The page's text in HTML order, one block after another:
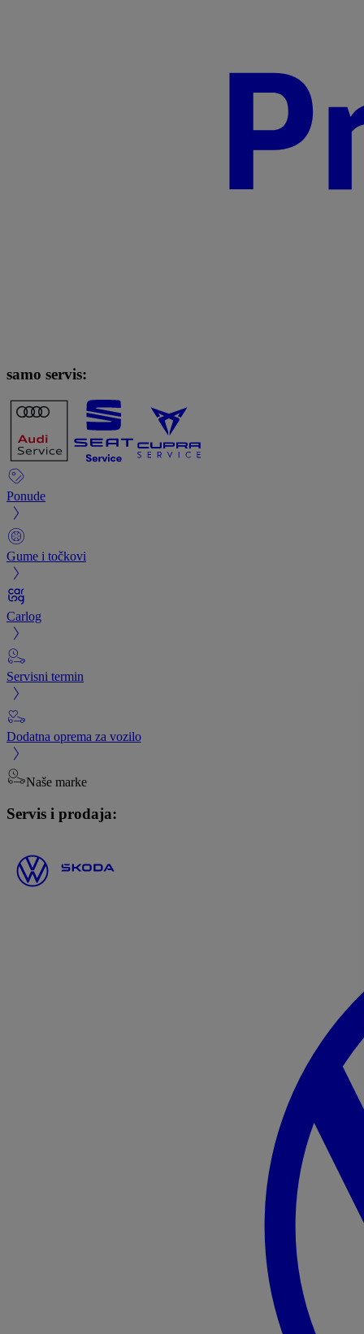
samo servis:
Ponude
Gume i točkovi
Carlog
Servisni termin
Dodatna oprema za vozilo
Naše marke
Servis i prodaja: